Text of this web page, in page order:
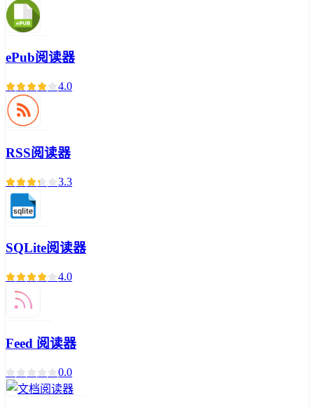
ePub阅读器
4.0
RSS阅读器
3.3
SQLite阅读器
4.0
Feed 阅读器
0.0